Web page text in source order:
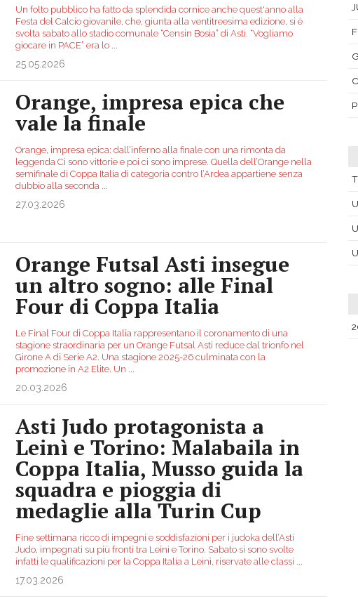
Un folto pubblico ha fatto da splendida cornice anche quest'anno alla
Festa del Calcio giovanile, che, giunta alla ventitreesima edizione, si è
svolta sabato allo stadio comunale “Censin Bosia” di Asti. “Vogliamo
giocare in PACE” era lo
25.05.2026
Orange, impresa epica che
vale la finale
Orange, impresa epica: dall’inferno alla finale con una rimonta da
leggenda Ci sono vittorie e poi ci sono imprese. Quella dell’Orange nella
semifinale di Coppa Italia di categoria contro l’Ardea appartiene senza
dubbio alla seconda
27.03.2026
Orange Futsal Asti insegue
un altro sogno: alle Final
Four di Coppa Italia
Le Final Four di Coppa Italia rappresentano il coronamento di una
stagione straordinaria per un Orange Futsal Asti reduce dal trionfo nel
Girone A di Serie A2. Una stagione 2025-26 culminata con la
promozione in A2 Elite. Un
20.03.2026
Asti Judo protagonista a
Leinì e Torino: Malabaila in
Coppa Italia, Musso guida la
squadra e pioggia di
medaglie alla Turin Cup
Fine settimana ricco di impegni e soddisfazioni per i judoka dell’Asti
Judo, impegnati su più fronti tra Leinì e Torino. Sabato si sono svolte
infatti le qualificazioni per la Coppa Italia a Leinì, riservate alle classi
17.03.2026